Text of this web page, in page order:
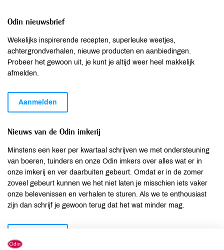
Odin nieuwsbrief
Wekelijks inspirerende recepten, superleuke weetjes,
achtergrondverhalen, nieuwe producten en aanbiedingen.
Probeer het gewoon uit, je kunt je altijd weer heel makkelijk
afmelden.
Aanmelden
Nieuws van de Odin imkerij
Minstens een keer per kwartaal schrijven we met ondersteuning
van boeren, tuinders en onze Odin imkers over alles wat er in
onze imkerij en ver daarbuiten gebeurt. Omdat er in de zomer
zoveel gebeurt kunnen we het niet laten je misschien iets vaker
onze belevenissen en verhalen te sturen. Als we te enthousiast
zijn dan schrijf je gewoon terug dat het wat minder mag.